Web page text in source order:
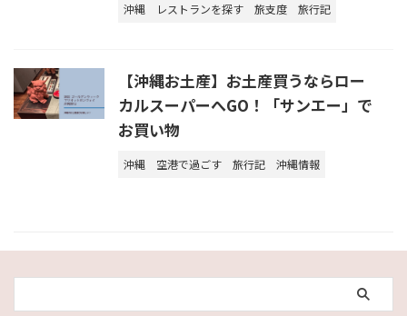
沖縄 レストランを探す 旅支度 旅行記
【沖縄お土産】お土産買うならロー
カルスーパーへGO！「サンエー」で
お買い物
沖縄 空港で過ごす 旅行記 沖縄情報